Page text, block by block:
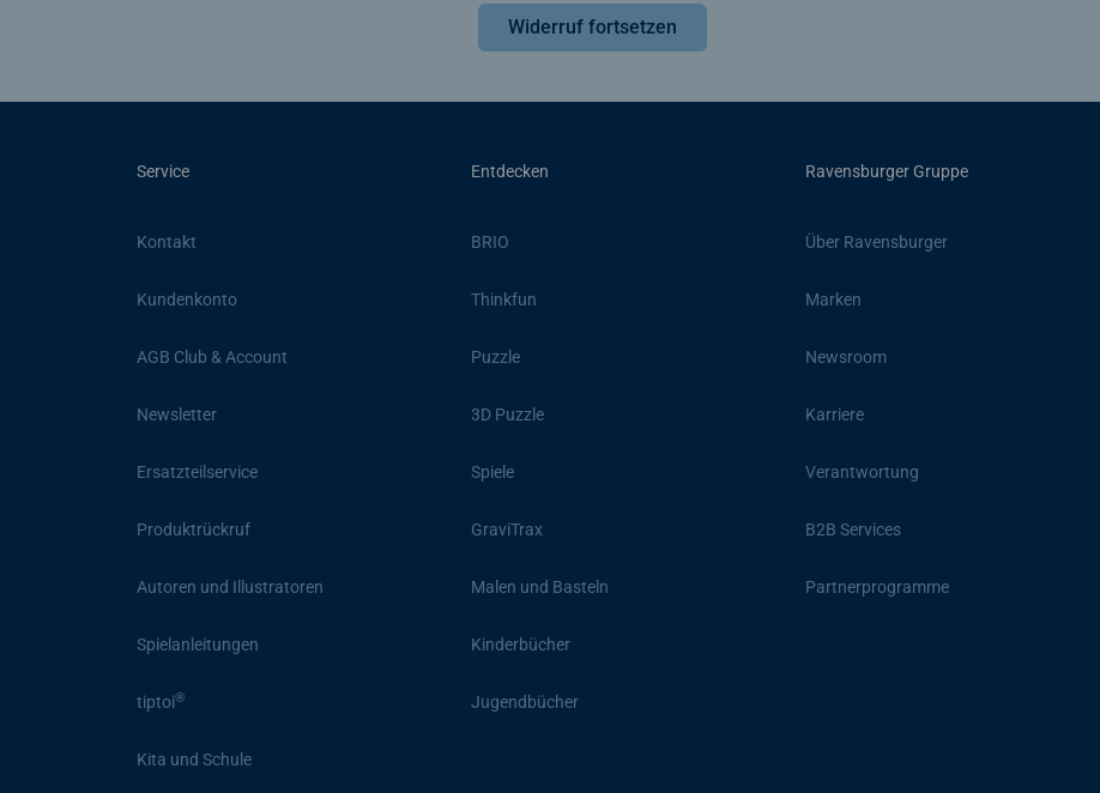
Widerruf fortsetzen
Service
Kontakt
Kundenkonto
AGB Club & Account
Newsletter
Ersatzteilservice
Produktrückruf
Autoren und Illustratoren
Spielanleitungen
tiptoi®
Kita und Schule
Entdecken
BRIO
Thinkfun
Puzzle
3D Puzzle
Spiele
GraviTrax
Malen und Basteln
Kinderbücher
Jugendbücher
Ravensburger Gruppe
Über Ravensburger
Marken
Newsroom
Karriere
Verantwortung
B2B Services
Partnerprogramme